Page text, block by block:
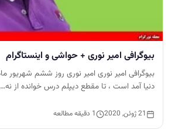
بیوگرافی امیر نوری + حواشی و اینستاگرام
دنیا آمد است ، تا مقطع دیپلم درس خوانده از نه…
21 ژوئن, 2020 1 دقیقه مطالعه